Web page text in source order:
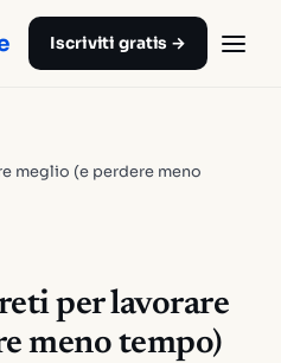
Iscriviti gratis →
meglio (e perdere meno
per lavorare
meno tempo)